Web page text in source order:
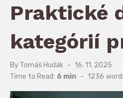
Praktické
kategórií
By Tomáš Hudák
Posted
on
16. 11. 2025
Time to Read: 6 min - 1236